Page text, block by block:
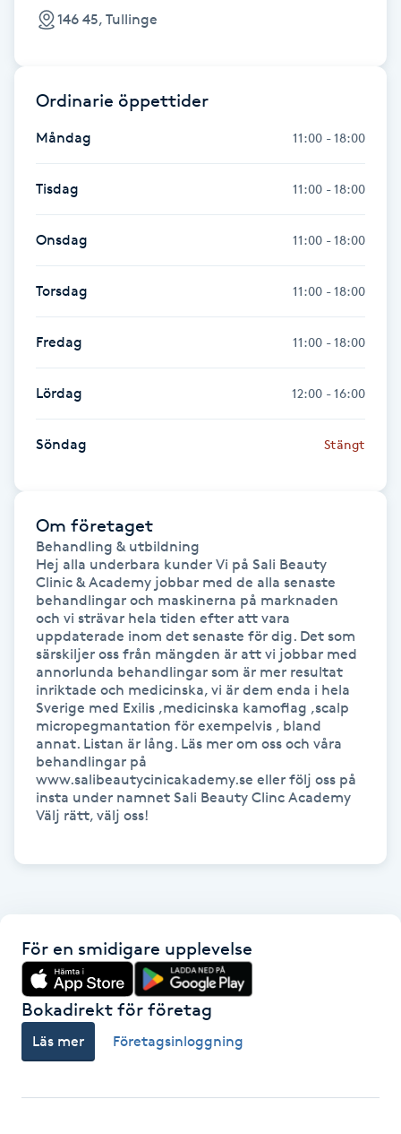
Headspa
Healing
Herrklippning
HIFU
Hollywood Peel
Hot Stone Massage
Hot yoga
Hudföryngring
Huduppstramning
Hudvård
Hyaluronsyra
Hyperhidros
Hypnos
Hårborttagning
Hårbottenbehandling
Hälsa
Hälsprickor
146 45, Tullinge
Ordinarie öppettider
Måndag 11:00 - 18:00
Tisdag 11:00 - 18:00
Onsdag 11:00 - 18:00
Torsdag 11:00 - 18:00
Fredag 11:00 - 18:00
Lördag 12:00 - 16:00
Söndag Stängt
Om företaget
Behandling & utbildning
Hej alla underbara kunder Vi på Sali Beauty
Clinic & Academy jobbar med de alla senaste
behandlingar och maskinerna på marknaden
och vi strävar hela tiden efter att vara
uppdaterade inom det senaste för dig. Det som
särskiljer oss från mängden är att vi jobbar med
annorlunda behandlingar som är mer resultat
inriktade och medicinska, vi är dem enda i hela
Sverige med Exilis ,medicinska kamoflag ,scalp
micropegmantation för exempelvis , bland
annat. Listan är lång. Läs mer om oss och våra
behandlingar på
www.salibeautycinicakademy.se eller följ oss på
insta under namnet Sali Beauty Clinc Academy
Välj rätt, välj oss!
För en smidigare upplevelse
Bokadirekt för företag
Läs mer Företagsinloggning